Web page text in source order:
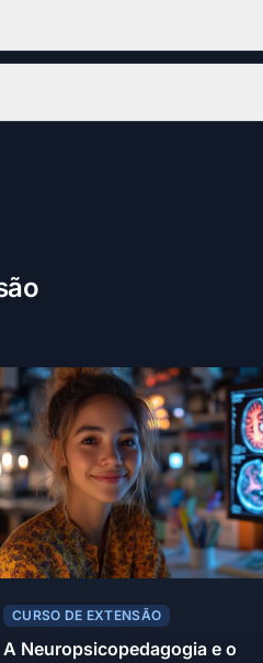
CURSO DE EXTENSÃO
A Neuropsicopedagogia e o